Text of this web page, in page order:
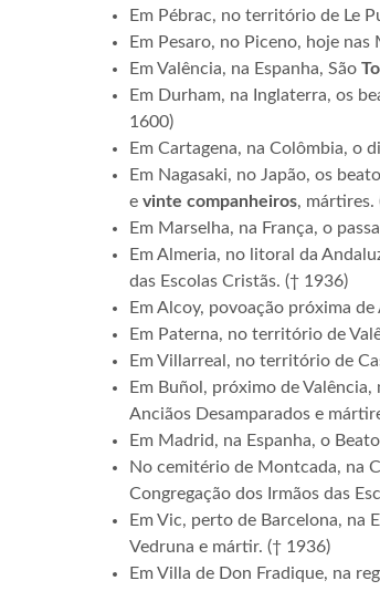
Em Pébrac, no território de Le
Em Pesaro, no Piceno, hoje
Em Valência, na Espanha, São
Em Durham, na Inglaterra, os
1600)
Em Cartagena, na Colômbia, o
Em Nagasaki, no Japão, os
e vinte companheiros, mártires.
Em Marselha, na França, o
Em Almeria, no litoral da
das Escolas Cristãs. († 1936)
Em Alcoy, povoação próxima
Em Paterna, no território de
Em Villarreal, no território de
Em Buñol, próximo de Valência,
Anciãos Desamparados e
Em Madrid, na Espanha, o Beato
No cemitério de Montcada, na
Congregação dos Irmãos das
Em Vic, perto de Barcelona, na
Vedruna e mártir. († 1936)
Em Villa de Don Fradique, na